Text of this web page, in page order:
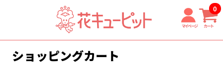
マイページ カート
0
ショッピングカート